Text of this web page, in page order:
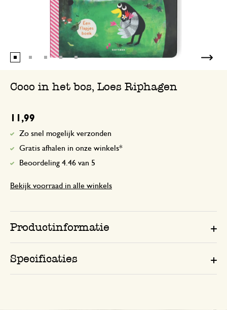
Coco in het bos, Loes Riphagen
11,99
Zo snel mogelijk verzonden
Gratis afhalen in onze winkels*
Beoordeling 4.46 van 5
Bekijk voorraad in alle winkels
Productinformatie
Specificaties